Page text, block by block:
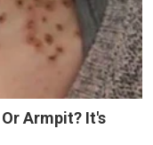
Armpit? It's